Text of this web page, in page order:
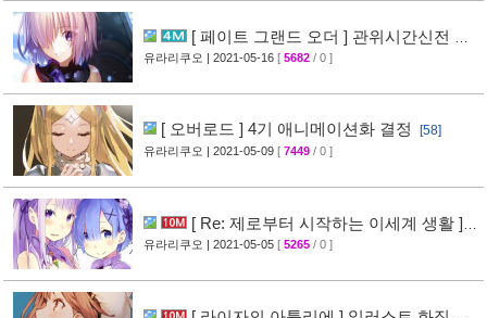
[ 페이트 그랜드 오더 ] 관위시간신전 솔
로몬 PV 영상 공개
[37]
유라리쿠오 | 2021-05-16 [ 5682 / 0 ]
[ 오버로드 ] 4기 애니메이션화 결정 [58]
유라리쿠오 | 2021-05-09 [ 7449 / 0 ]
[ Re: 제로부터 시작하는 이세계 생활 ]
렘 피규어 리뷰 사진 공개
유라리쿠오 | 2021-05-05 [ 5265 / 0 ]